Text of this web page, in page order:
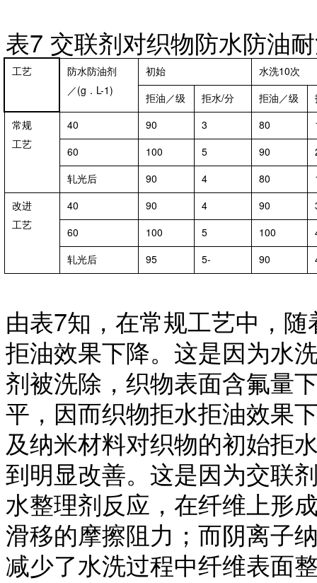
表7 交联剂对织物防水防油
工艺
防水防油剂
／(g．L-1)
初始
水洗10次
拒油／级
拒水/分 拒油／级
常规
工艺
40 90 3 80
60
100 5 90
轧光后
90 4 80
改进
工艺
40 90 4 90
60
100 5 100
轧光后
95 5- 90
由表7知，在常规工艺中，
拒油效果下降。这是因为水
剂被洗除，织物表面含氟量
平，因而织物拒水拒油效果
及纳米材料对织物的初始拒
到明显改善。这是因为交联
水整理剂反应，在纤维上形
滑移的摩擦阻力；而阴离子
减少了水洗过程中纤维表面